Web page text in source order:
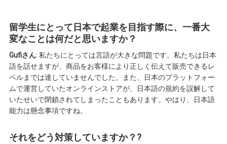
留学生にとって日本で起業を目指す際に、一番大
変なことは何だと思いますか？
Gufiさん: 私たちにとっては言語が大きな問題です。私たちは日本
語を話せますが、商品をお客様により正しく伝えて販売できるレ
ベルまでは達していませんでした。また、日本のプラットフォー
ムで運営していたオンラインストアが、日本語の規約を誤解して
いたせいで閉鎖されてしまったこともあります。やはり、日本語
能力は懸念事項ですね。
それをどう対策していますか？?